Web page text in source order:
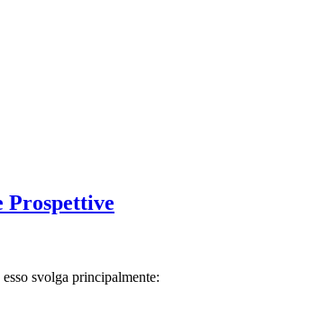
Prospettive
svolga principalmente: